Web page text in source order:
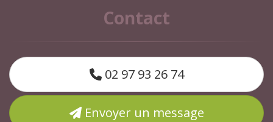
Contact
02 97 93 26 74
Envoyer un message